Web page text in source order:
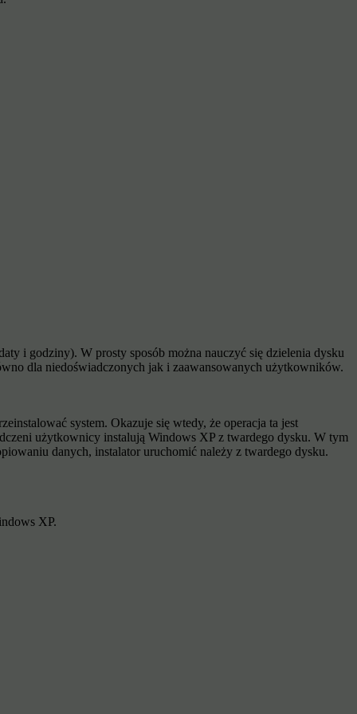
i godziny). W prosty sposób można nauczyć się dzielenia dysku
dla niedoświadczonych jak i zaawansowanych użytkowników.
system. Okazuje się wtedy, że operacja ta jest
użytkownicy instalują Windows XP z twardego dysku. W tym
danych, instalator uruchomić należy z twardego dysku.
XP.